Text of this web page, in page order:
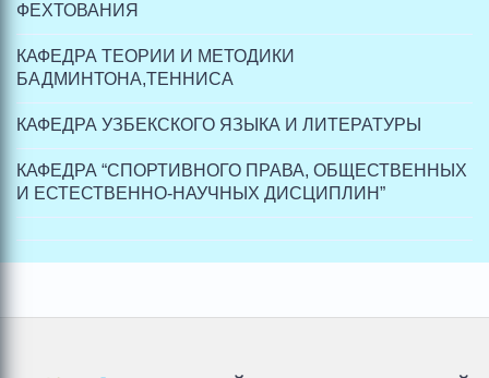
ФЕХТОВАНИЯ
КАФЕДРА ТЕОРИИ И МЕТОДИКИ
БАДМИНТОНА,ТЕННИСА
КАФЕДРА УЗБЕКСКОГО ЯЗЫКА И ЛИТЕРАТУРЫ
КАФЕДРА “СПОРТИВНОГО ПРАВА, ОБЩЕСТВЕННЫХ
И ЕСТЕСТВЕННО-НАУЧНЫХ ДИСЦИПЛИН”